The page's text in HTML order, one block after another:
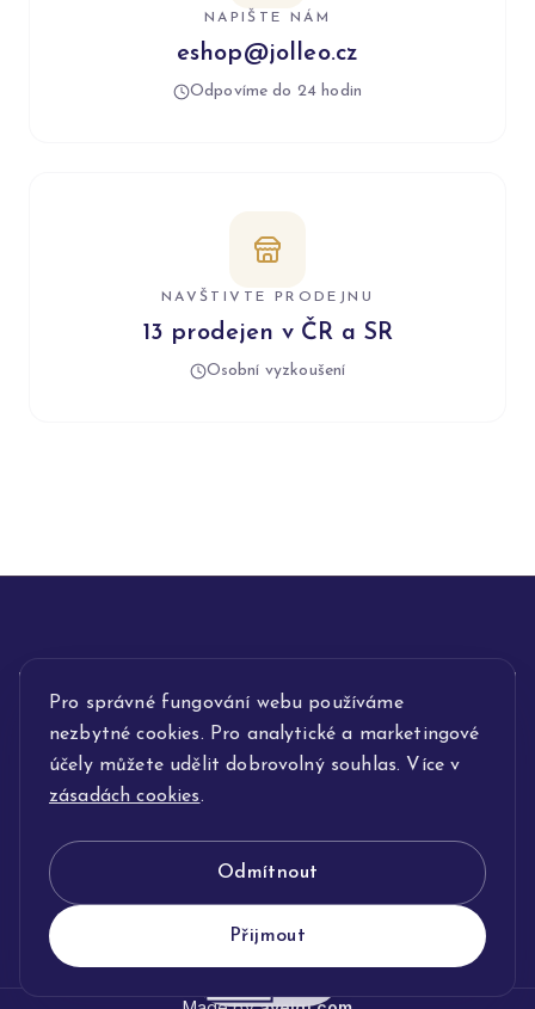
Pro správné fungování webu používáme
nezbytné cookies. Pro analytické a marketingové
účely můžete udělit dobrovolný souhlas. Více v
zásadách cookies.
Odmítnout
Přijmout
NAPIŠTE NÁM
eshop@jolleo.cz
Odpovíme do 24 hodin
NAVŠTIVTE PRODEJNU
13 prodejen v ČR a SR
Osobní vyzkoušení
INFORMACE
POPIS SLUŽEB
KLENOTNICTVÍ JOLLEO